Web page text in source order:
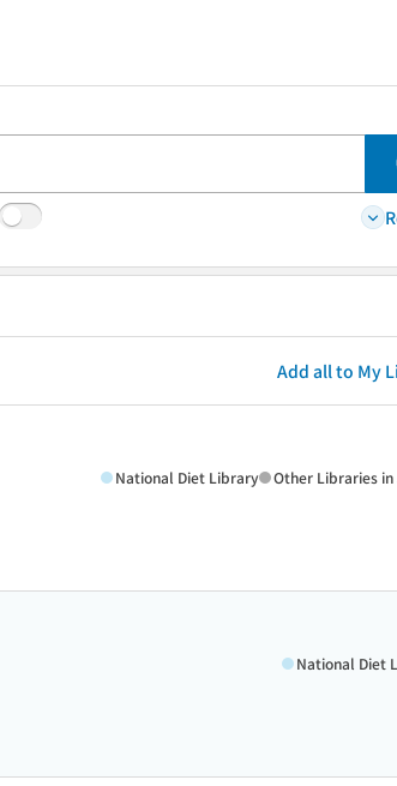
Add all to My
National Diet Library Other Libraries
National Diet